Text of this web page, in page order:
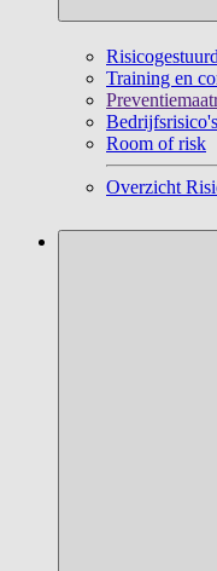
Training en
Bedrijfsrisico's
Room of risk
Overzicht